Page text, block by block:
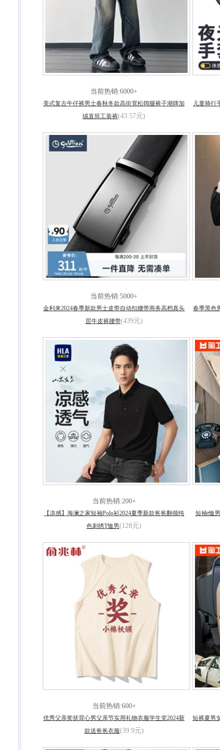
当前热销:6000+
美式复古牛仔裤男士春秋冬款高街宽松阔腿裤子潮牌加
绒直筒工装裤(43.57元)
儿童骑行
当前热销:5000+
金利来2024春季新款男士皮带自动扣腰带商务高档真头
层牛皮裤腰带(439元)
春季黑色
当前热销:200+
【凉感】海澜之家短袖Polo衫2024夏季新款爸爸翻领纯
色刺绣T恤男(128元)
短袖t恤
当前热销:600+
优秀父亲奖状背心男父亲节实用礼物衣服学生党2024新
款送爸爸衣服(39.9元)
短裤夏男